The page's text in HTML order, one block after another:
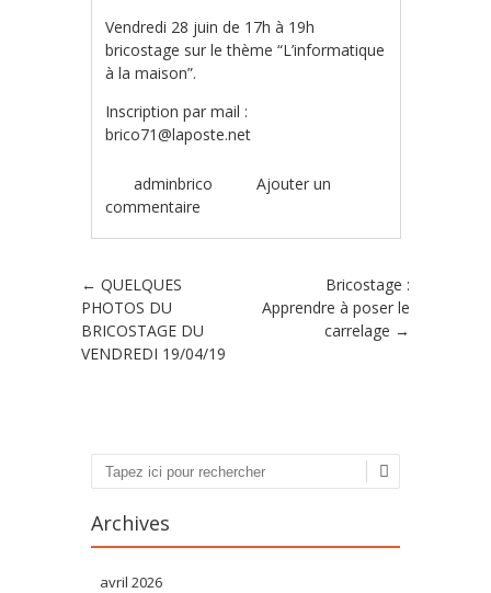
Vendredi 28 juin de 17h à 19h
bricostage sur le thème “L’informatique
à la maison”.
Inscription par mail :
brico71@laposte.net
adminbrico
Ajouter un
commentaire
Poster navigation
← QUELQUES
PHOTOS DU
BRICOSTAGE DU
VENDREDI 19/04/19
Bricostage :
Apprendre à poser le
carrelage →
Recherche
Archives
avril 2026